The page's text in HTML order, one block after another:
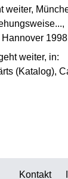
weiter,
1998
weiter, in:
(Katalog),
Kontakt